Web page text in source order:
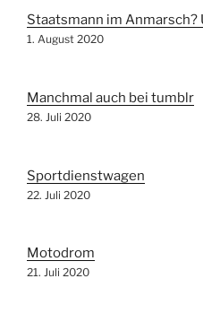
Staatsmann im Anmarsch?
1. August 2020
Manchmal auch bei tumblr
28. Juli 2020
Sportdienstwagen
22. Juli 2020
Motodrom
21. Juli 2020